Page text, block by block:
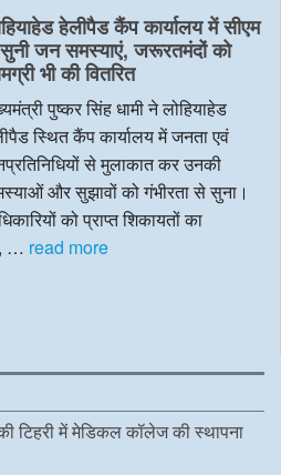
हेलीपैड कैंप कार्यालय में सीएम
जन समस्याएं, जरूरतमंदों को
भी की वितरित
पुष्कर सिंह धामी ने लोहियाहेड
स्थित कैंप कार्यालय में जनता एवं
से मुलाकात कर उनकी
और सुझावों को गंभीरता से सुना।
को प्राप्त शिकायतों का
… read more
टिहरी में मेडिकल कॉलेज की स्थापना